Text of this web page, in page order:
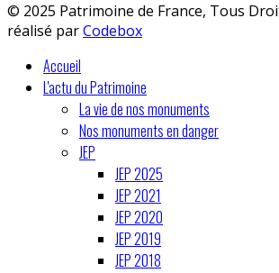
© 2025 Patrimoine de France, Tous
réalisé parCodebox
Accueil
L'actu du Patrimoine
La vie de nos monuments
Nos monuments en danger
JEP
JEP 2025
JEP 2021
JEP 2020
JEP 2019
JEP 2018